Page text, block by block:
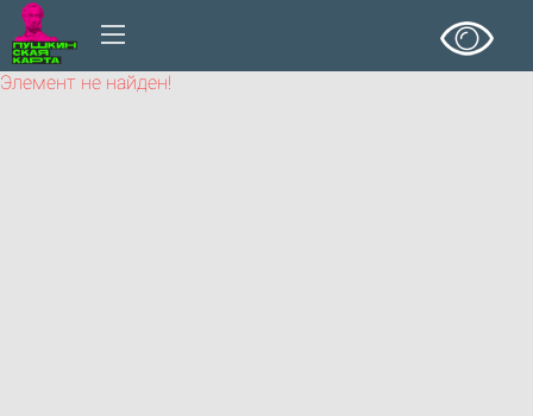
Элемент не найден!